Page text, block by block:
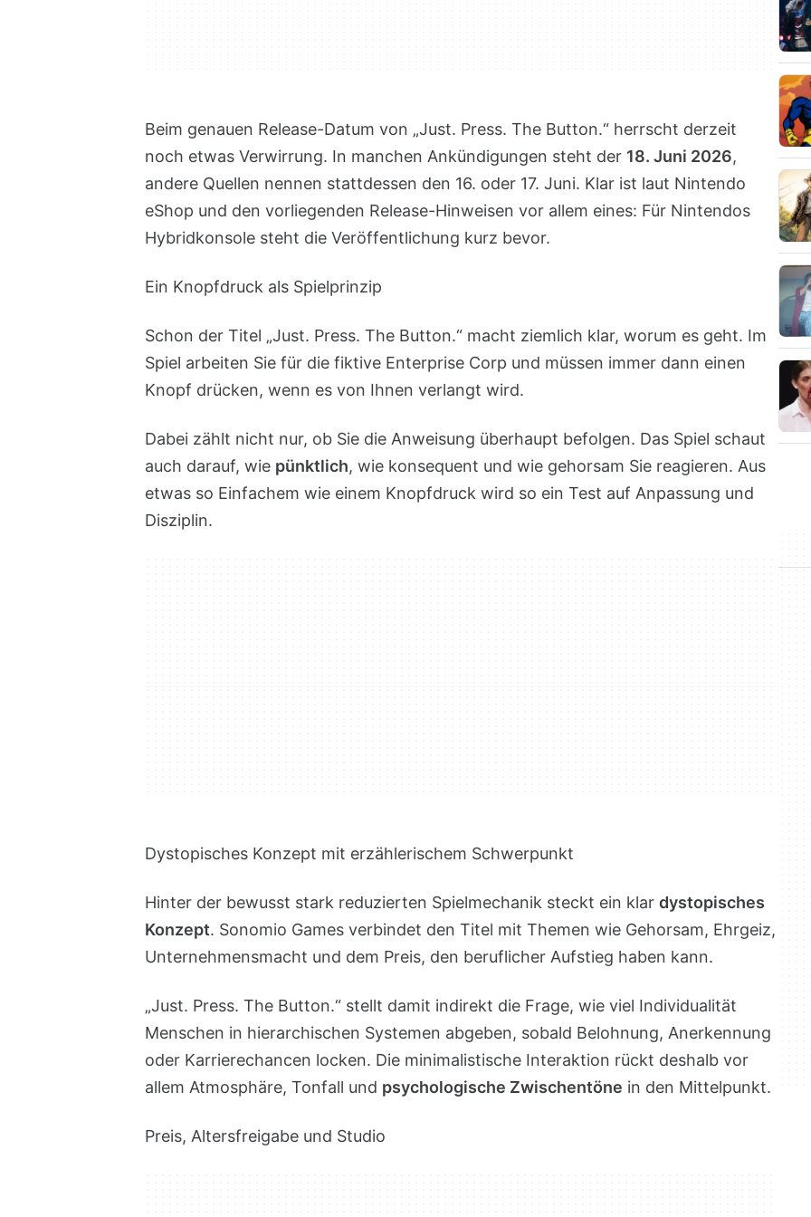
Beim genauen Release-Datum von „Just. Press. The Button.“ herrscht derzeit
noch etwas Verwirrung. In manchen Ankündigungen steht der 18. Juni 2026,
andere Quellen nennen stattdessen den 16. oder 17. Juni. Klar ist laut Nintendo
eShop und den vorliegenden Release-Hinweisen vor allem eines: Für Nintendos
Hybridkonsole steht die Veröffentlichung kurz bevor.
Ein Knopfdruck als Spielprinzip
Schon der Titel „Just. Press. The Button.“ macht ziemlich klar, worum es geht. Im
Spiel arbeiten Sie für die fiktive Enterprise Corp und müssen immer dann einen
Knopf drücken, wenn es von Ihnen verlangt wird.
Dabei zählt nicht nur, ob Sie die Anweisung überhaupt befolgen. Das Spiel schaut
auch darauf, wie pünktlich, wie konsequent und wie gehorsam Sie reagieren. Aus
etwas so Einfachem wie einem Knopfdruck wird so ein Test auf Anpassung und
Disziplin.
Dystopisches Konzept mit erzählerischem Schwerpunkt
Hinter der bewusst stark reduzierten Spielmechanik steckt ein klar dystopisches
Konzept. Sonomio Games verbindet den Titel mit Themen wie Gehorsam, Ehrgeiz,
Unternehmensmacht und dem Preis, den beruflicher Aufstieg haben kann.
„Just. Press. The Button.“ stellt damit indirekt die Frage, wie viel Individualität
Menschen in hierarchischen Systemen abgeben, sobald Belohnung, Anerkennung
oder Karrierechancen locken. Die minimalistische Interaktion rückt deshalb vor
allem Atmosphäre, Tonfall und psychologische Zwischentöne in den Mittelpunkt.
Preis, Altersfreigabe und Studio